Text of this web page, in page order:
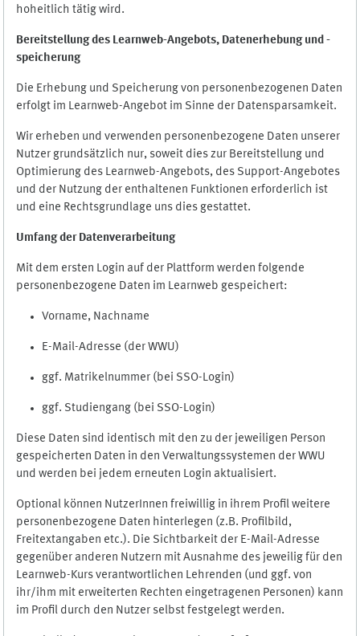
hoheitlich tätig wird.
Bereitstellung des Learnweb-Angebots, Datenerhebung und -
speicherung
Die Erhebung und Speicherung von personenbezogenen Daten
erfolgt im Learnweb-Angebot im Sinne der Datensparsamkeit.
Wir erheben und verwenden personenbezogene Daten unserer
Nutzer grundsätzlich nur, soweit dies zur Bereitstellung und
Optimierung des Learnweb-Angebots, des Support-Angebotes
und der Nutzung der enthaltenen Funktionen erforderlich ist
und eine Rechtsgrundlage uns dies gestattet.
Umfang der Datenverarbeitung
Mit dem ersten Login auf der Plattform werden folgende
personenbezogene Daten im Learnweb gespeichert:
Vorname, Nachname
E-Mail-Adresse (der WWU)
ggf. Matrikelnummer (bei SSO-Login)
ggf. Studiengang (bei SSO-Login)
Diese Daten sind identisch mit den zu der jeweiligen Person
gespeicherten Daten in den Verwaltungssystemen der WWU
und werden bei jedem erneuten Login aktualisiert.
Optional können NutzerInnen freiwillig in ihrem Profil weitere
personenbezogene Daten hinterlegen (z.B. Profilbild,
Freitextangaben etc.). Die Sichtbarkeit der E-Mail-Adresse
gegenüber anderen Nutzern mit Ausnahme des jeweilig für den
Learnweb-Kurs verantwortlichen Lehrenden (und ggf. von
ihr/ihm mit erweiterten Rechten eingetragenen Personen) kann
im Profil durch den Nutzer selbst festgelegt werden.